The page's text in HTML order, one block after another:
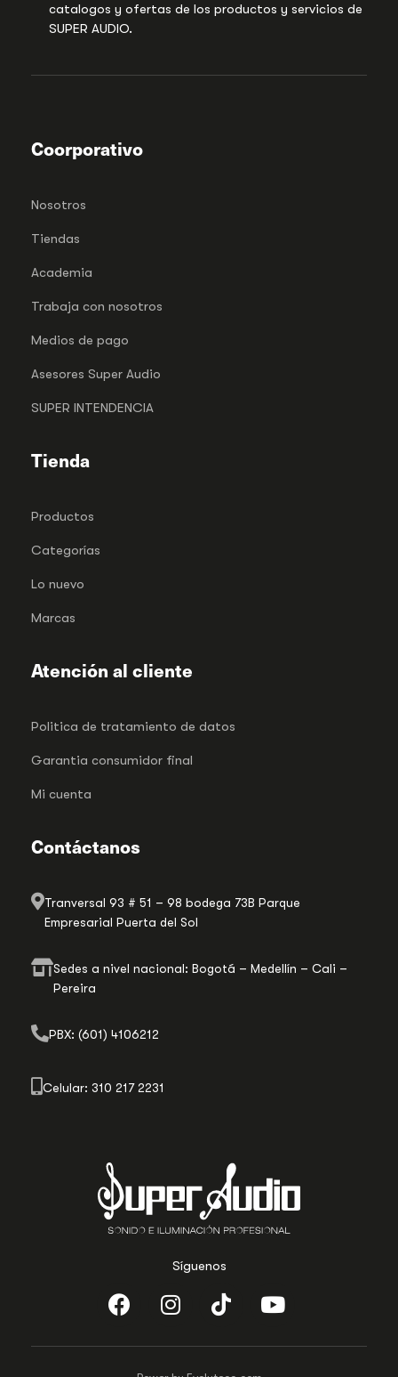
catalogos y ofertas de los productos y servicios de
SUPER AUDIO.
Síguenos
Coorporativo
Nosotros
Tiendas
Academia
Trabaja con nosotros
Medios de pago
Asesores Super Audio
SUPER INTENDENCIA
Tienda
Productos
Categorías
Lo nuevo
Marcas
Atención al cliente
Politica de tratamiento de datos
Garantia consumidor final
Mi cuenta
Contáctanos
Tranversal 93 # 51 – 98 bodega 73B Parque
Empresarial Puerta del Sol
Sedes a nivel nacional: Bogotá – Medellín – Cali –
Pereira
PBX: (601) 4106212
Celular: 310 217 2231